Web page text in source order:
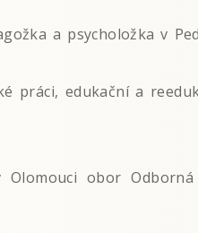
a psycholožka v
práci, edukační a
Olomouci obor